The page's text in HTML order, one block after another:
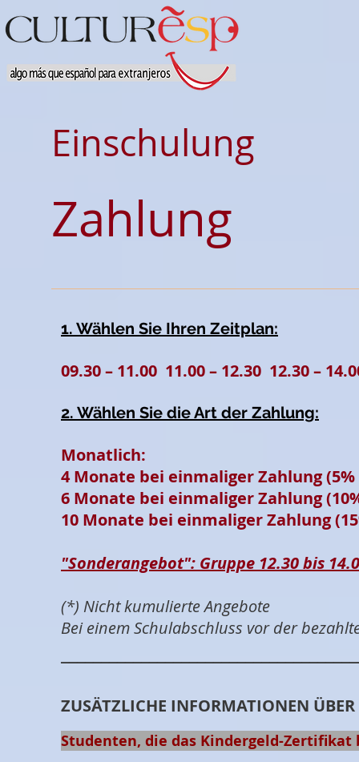
Einschulung
Zahlung
1. Wählen Sie Ihren Zeitplan:
09.30 – 11.00 11.00 – 12.30 12.30 –
2. Wählen Sie die Art der Zahlung:
4 Monate bei einmaliger Zahlung (5%
6 Monate bei einmaliger
10 Monate bei einmaliger Zahlung
"Sonderangebot": Gruppe 12.30 bis
(*) Nicht kumulierte Angebote
Bei einem Schulabschluss vor der
ZUSÄTZLICHE INFORMATIONEN
Studenten, die das Kindergeld-